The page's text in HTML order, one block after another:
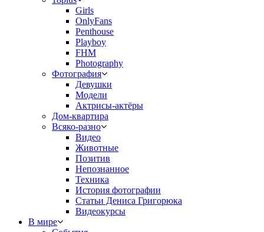
Girls
OnlyFans
Penthouse
Playboy
FHM
Photography
Фотография
Девушки
Модели
Актрисы-актёры
Дом-квартира
Всяко-разно
Видео
Животные
Позитив
Непознанное
Техника
История фотографии
Статьи Дениса Григорюка
Видеокурсы
В мире